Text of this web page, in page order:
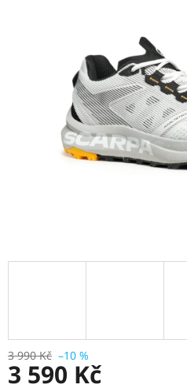
3 990 Kč –10 %
3 590 Kč